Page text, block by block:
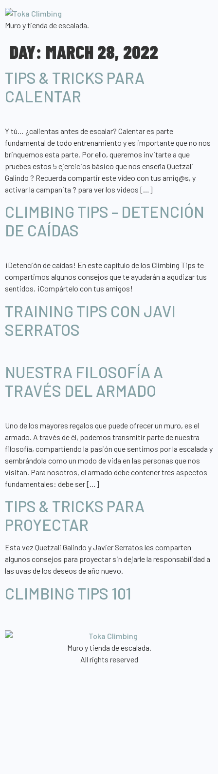
Muro y tienda de escalada.
DAY: MARCH 28, 2022
TIPS & TRICKS PARA
CALENTAR
Y tú… ¿calientas antes de escalar? Calentar es parte
fundamental de todo entrenamiento y es importante que no nos
brinquemos esta parte. Por ello, queremos invitarte a que
pruebes estos 5 ejercicios básico que nos enseña Quetzali
Galindo ? Recuerda compartir este vídeo con tus amig@s, y
activar la campanita ? para ver los videos […]
CLIMBING TIPS – DETENCIÓN
DE CAÍDAS
¡Detención de caídas! En este capítulo de los Climbing Tips te
compartimos algunos consejos que te ayudarán a agudizar tus
sentidos. ¡Compártelo con tus amigos!
TRAINING TIPS CON JAVI
SERRATOS
NUESTRA FILOSOFÍA A
TRAVÉS DEL ARMADO
Uno de los mayores regalos que puede ofrecer un muro, es el
armado. A través de él, podemos transmitir parte de nuestra
filosofía, compartiendo la pasión que sentimos por la escalada y
sembrándola como un modo de vida en las personas que nos
visitan. Para nosotros, el armado debe contener tres aspectos
fundamentales: debe ser […]
TIPS & TRICKS PARA
PROYECTAR
Esta vez Quetzali Galindo y Javier Serratos les comparten
algunos consejos para proyectar sin dejarle la responsabilidad a
las uvas de los deseos de año nuevo.
CLIMBING TIPS 101
Muro y tienda de escalada.
All rights reserved